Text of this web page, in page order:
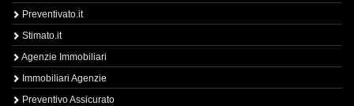
Preventivato.it
Stimato.it
Agenzie Immobiliari
Immobiliari Agenzie
Preventivo Assicurato